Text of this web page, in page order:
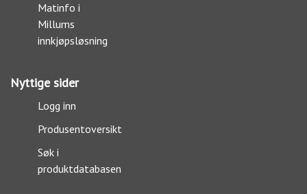
Matinfo i
Millums
innkjøpsløsning
Nyttige sider
Logg inn
Produsentoversikt
Søk i
produktdatabasen